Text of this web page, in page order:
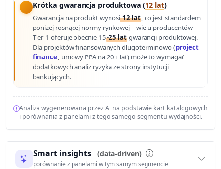
Krótka gwarancja produktowa (12 lat)
Gwarancja na produkt wynosi12 lat, co jest standardem
poniżej rosnącej normy rynkowej – wielu producentów
Tier-1 oferuje obecnie 15-25 lat gwarancji produktowej.
Dla projektów finansowanych długoterminowo (project
finance, umowy PPA na 20+ lat) może to wymagać
dodatkowych analiz ryzyka ze strony instytucji
bankujących.
Analiza wygenerowana przez AI na podstawie kart katalogowych
i porównania z panelami z tego samego segmentu wydajności.
Smart insights (data-driven)
porównanie z panelami w tym samym segmencie